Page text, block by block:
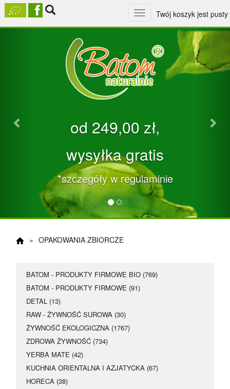
Toggle
navigation
Twój koszyk jest pusty
od 249,00 zł‚
wysyłka gratis
*szczegóły w regulaminie
Happy Hours
% rabatu
Kupon rabatowy
Happy
» OPAKOWANIA ZBIORCZE
BATOM - PRODUKTY FIRMOWE BIO (769)
BATOM - PRODUKTY FIRMOWE (91)
DETAL (13)
RAW - ŻYWNOŚĆ SUROWA (30)
ŻYWNOŚĆ EKOLOGICZNA (1767)
ZDROWA ŻYWNOŚĆ (734)
YERBA MATE (42)
KUCHNIA ORIENTALNA I AZJATYCKA (67)
HORECA (38)